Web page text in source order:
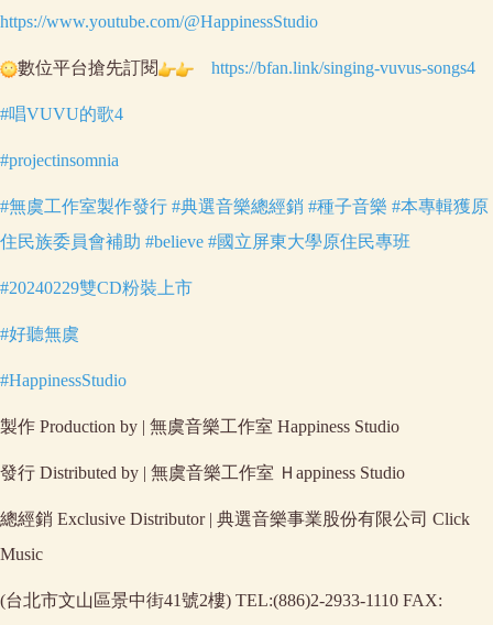
https://www.youtube.com/@HappinessStudio
數位平台搶先訂閱 https://bfan.link/singing-vuvus-songs4
#唱VUVU的歌4
#projectinsomnia
#無虞工作室製作發行 #典選音樂總經銷 #種子音樂 #本專輯獲原
住民族委員會補助 #believe #國立屏東大學原住民專班
#20240229雙CD粉裝上市
#好聽無虞
#HappinessStudio
製作 Production by | 無虞音樂工作室 Happiness Studio
發行 Distributed by | 無虞音樂工作室 Ｈappiness Studio
總經銷 Exclusive Distributor | 典選音樂事業股份有限公司 Click
Music
(台北市文山區景中街41號2樓) TEL:(886)2-2933-1110 FAX: